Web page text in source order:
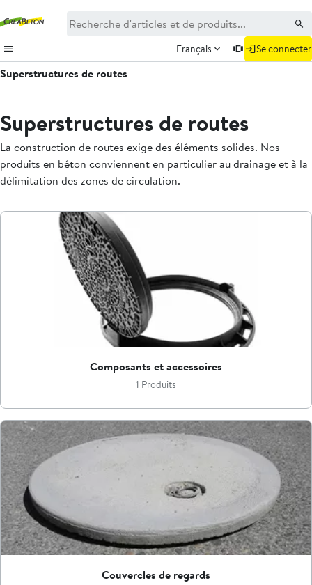
Français Se connecter
Superstructures de routes
Superstructures de routes
La construction de routes exige des éléments solides. Nos
produits en béton conviennent en particulier au drainage et à la
délimitation des zones de circulation.
Composants et accessoires
1 Produits
Couvercles de regards